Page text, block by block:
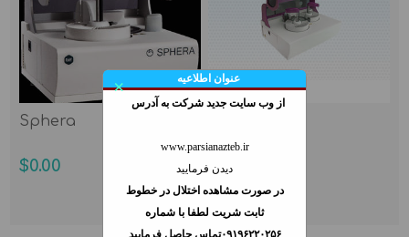
×
عنوان اطلاعیه
از وب سايت جديد شركت به آدرس
www.parsianazteb.ir
دیدن فرمایید
در صورت مشاهده اختلال در خطوط
ثابت شريت لطفا با شماره
۰۹۱۹۶۲۲۰۲۵۶تماس حاصل فرمایید
Sphera
$0.00 $0.00